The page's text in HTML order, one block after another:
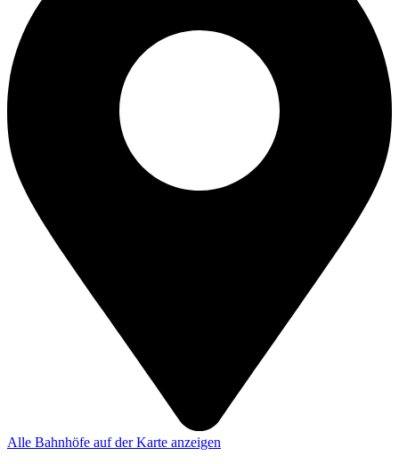
Alle Bahnhöfe auf der Karte anzeigen